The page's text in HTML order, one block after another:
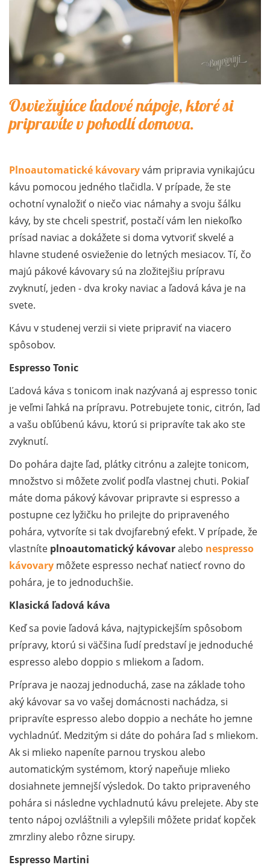
Osviežujúce ľadové nápoje, ktoré si
pripravíte v pohodlí domova.
Plnoautomatické kávovaryvám pripravia vynikajúcu
kávu pomocou jedného tlačidla. V prípade, že ste
ochotní vynaložiť o niečo viac námahy a svoju šálku
kávy, by ste chceli spestriť, postačí vám len niekoľko
prísad naviac a dokážete si doma vytvoriť skvelé a
hlavne studené osvieženie do letných mesiacov. Tí, čo
majú pákové kávovary sú na zložitejšiu prípravu
zvyknutí, jeden - dva kroky naviac a ľadová káva je na
svete.
Kávu v studenej verzii si viete pripraviť na viacero
spôsobov.
Espresso Tonic
Ľadová káva s tonicom inak nazývaná aj espresso tonic
je veľmi ľahká na prípravu. Potrebujete tonic, citrón, ľad
a vašu obľúbenú kávu, ktorú si pripravíte tak ako ste
zvyknutí.
Do pohára dajte ľad, plátky citrónu a zalejte tonicom,
množstvo si môžete zvoliť podľa vlastnej chuti. Pokiaľ
máte doma pákový kávovar pripravte si espresso a
postupne cez lyžičku ho prilejte do pripraveného
pohára, vytvoríte si tak dvojfarebný efekt. V prípade, že
vlastníte plnoautomatický kávovaralebo nespresso
kávovary môžete espresso nechať natiecť rovno do
pohára, je to jednoduchšie.
Klasická ľadová káva
Keď sa povie ľadová káva, najtypickejším spôsobom
prípravy, ktorú si väčšina ľudí predstaví je jednoduché
espresso alebo doppio s mliekom a ľadom.
Príprava je naozaj jednoduchá, zase na základe toho
aký kávovar sa vo vašej domácnosti nachádza, si
pripravíte espresso alebo doppio a necháte ho jemne
vychladnúť. Medzitým si dáte do pohára ľad s mliekom.
Ak si mlieko napeníte parnou tryskou alebo
automatickým systémom, ktorý napeňuje mlieko
dosiahnete jemnejší výsledok. Do takto pripraveného
pohára si následne vychladnutú kávu prelejete. Aby ste
tento nápoj ozvláštnili a vylepšili môžete pridať kopček
zmrzliny alebo rôzne sirupy.
Espresso Martini